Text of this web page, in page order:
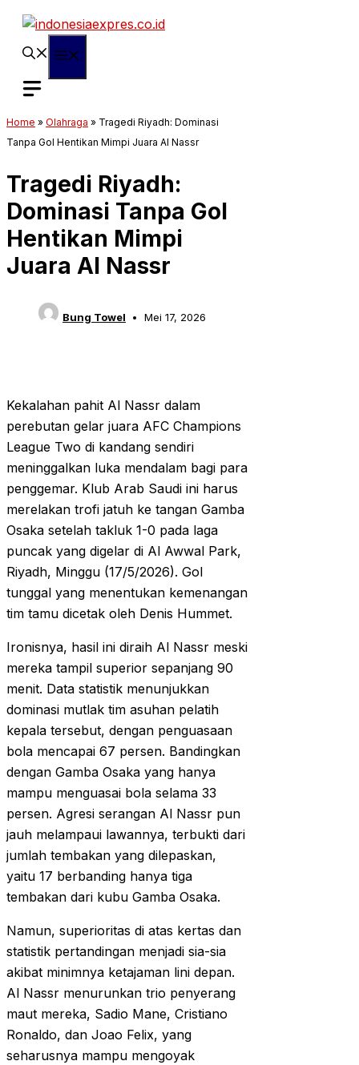
Langsung
Home » Olahraga » Tragedi Riyadh: Dominasi
Tanpa Gol Hentikan Mimpi Juara Al Nassr
Tragedi Riyadh:
Dominasi Tanpa Gol
Hentikan Mimpi
Juara Al Nassr
Bung Towel Mei 17, 2026
Kekalahan pahit Al Nassr dalam
perebutan gelar juara AFC Champions
League Two di kandang sendiri
meninggalkan luka mendalam bagi para
penggemar. Klub Arab Saudi ini harus
merelakan trofi jatuh ke tangan Gamba
Osaka setelah takluk 1-0 pada laga
puncak yang digelar di Al Awwal Park,
Riyadh, Minggu (17/5/2026). Gol
tunggal yang menentukan kemenangan
tim tamu dicetak oleh Denis Hummet.
Ironisnya, hasil ini diraih Al Nassr meski
mereka tampil superior sepanjang 90
menit. Data statistik menunjukkan
dominasi mutlak tim asuhan pelatih
kepala tersebut, dengan penguasaan
bola mencapai 67 persen. Bandingkan
dengan Gamba Osaka yang hanya
mampu menguasai bola selama 33
persen. Agresi serangan Al Nassr pun
jauh melampaui lawannya, terbukti dari
jumlah tembakan yang dilepaskan,
yaitu 17 berbanding hanya tiga
tembakan dari kubu Gamba Osaka.
Namun, superioritas di atas kertas dan
statistik pertandingan menjadi sia-sia
akibat minimnya ketajaman lini depan.
Al Nassr menurunkan trio penyerang
maut mereka, Sadio Mane, Cristiano
Ronaldo, dan Joao Felix, yang
seharusnya mampu mengoyak